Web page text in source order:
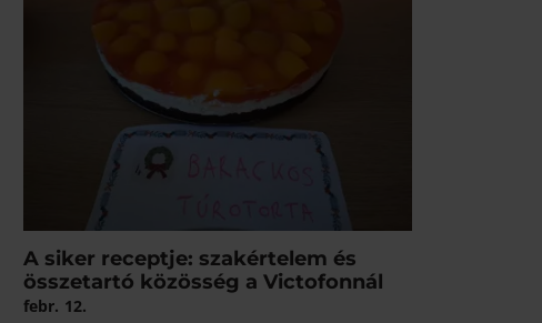
A siker receptje: szakértelem és
összetartó közösség a Victofonnál
febr. 12.